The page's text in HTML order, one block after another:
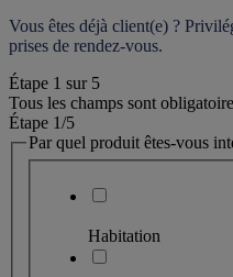
Vous êtes déjà client(e) ?
prises de rendez-vous.
Étape 1 sur 5
Tous les champs sont
Étape 1/5
Par quel produit êtes-vous
Habitation